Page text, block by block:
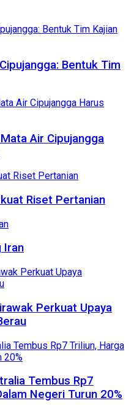
Bentuk Tim
Air Cipujangga
Riset Pertanian
Iran
Perkuat Upaya
Tembus Rp7
Negeri Turun 20%